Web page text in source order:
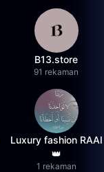
B13.store
91 rekaman
Luxury fashion RAAI
👑
1 rekaman